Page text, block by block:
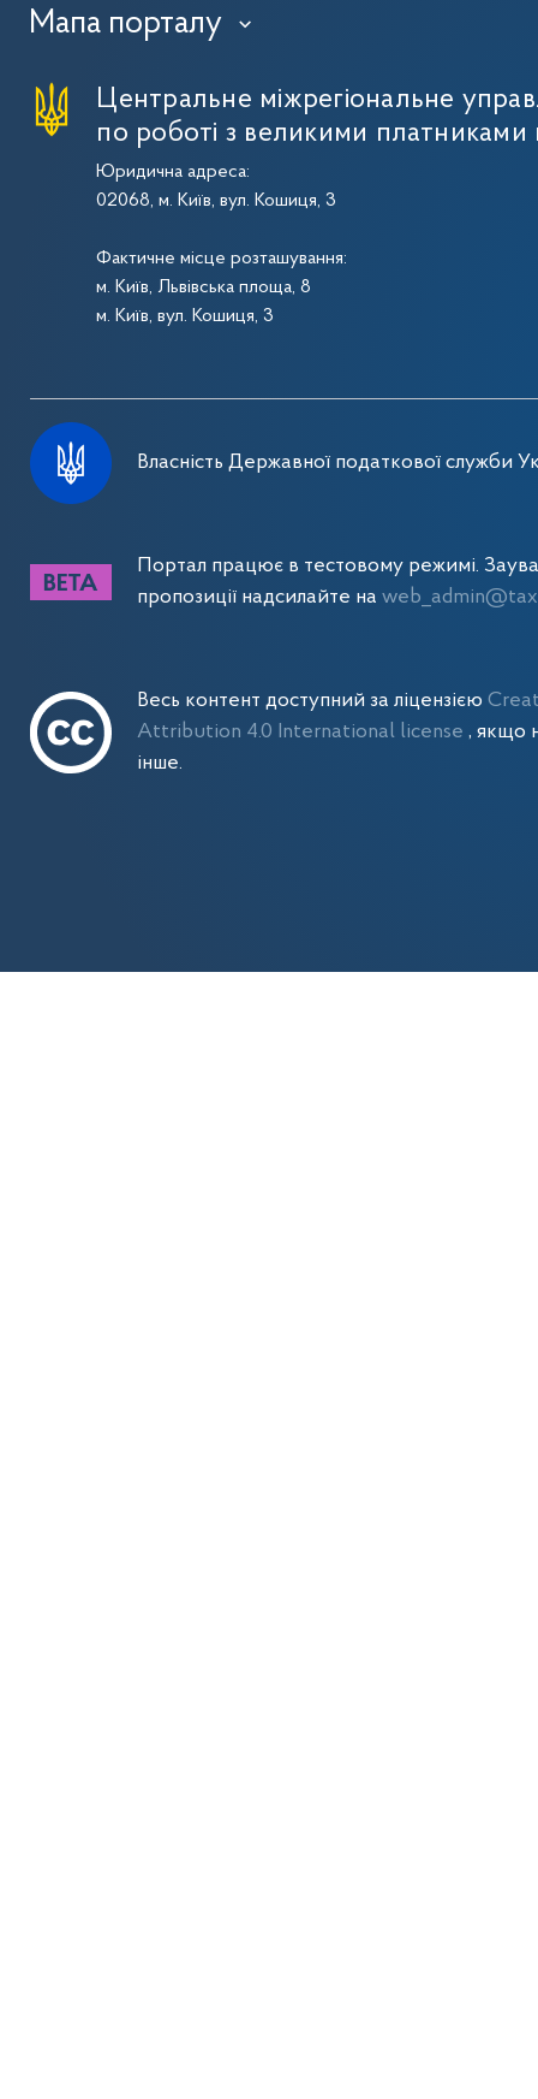
Мапа порталу ›
Центральне міжрегіональне
по роботі з великими платниками
Юридична адреса:
02068, м. Київ, вул. Кошиця, 3
Фактичне місце розташування:
м. Київ, Львівська площа, 8
м. Київ, вул. Кошиця, 3
Власність Державної податкової служби
Портал працює в тестовому режимі.
пропозиції надсилайте на
Весь контент доступний за ліцензією
Attribution 4.0 International license, якщо
інше.